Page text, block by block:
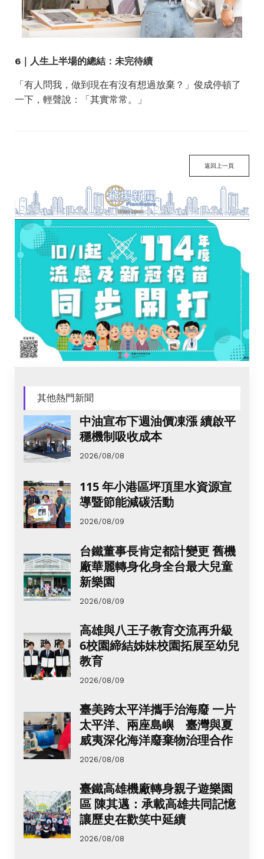
6｜人生上半場的總結：未完待續
「有人問我，做到現在有沒有想過放棄？」俊成停頓了
一下，輕聲說：「其實常常。」
返回上一頁
其他熱門新聞
中油宣布下週油價凍漲 續啟平
穩機制吸收成本
2026/08/08
115 年小港區坪頂里水資源宣
導暨節能減碳活動
2026/08/09
台鐵董事長肯定都計變更 舊機
廠華麗轉身化身全台最大兒童
新樂園
2026/08/09
高雄與八王子教育交流再升級
6校園締結姊妹校園拓展至幼兒
教育
2026/08/09
臺美跨太平洋攜手治海廢 一片
太平洋、兩座島嶼 臺灣與夏
威夷深化海洋廢棄物治理合作
2026/08/08
臺鐵高雄機廠轉身親子遊樂園
區 陳其邁：承載高雄共同記憶
讓歷史在歡笑中延續
2026/08/08